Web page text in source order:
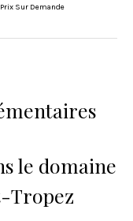
Sur Demande
le domaine
Tropez